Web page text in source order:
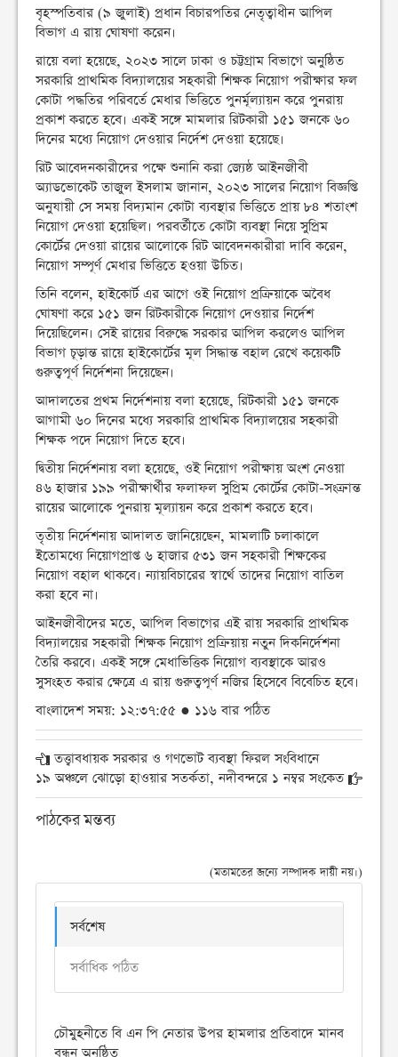
বৃহস্পতিবার (৯ জুলাই) প্রধান বিচারপতির নেতৃত্বাধীন আপিল
বিভাগ এ রায় ঘোষণা করেন।
রায়ে বলা হয়েছে, ২০২৩ সালে ঢাকা ও চট্টগ্রাম বিভাগে অনুষ্ঠিত
সরকারি প্রাথমিক বিদ্যালয়ের সহকারী শিক্ষক নিয়োগ পরীক্ষার ফল
কোটা পদ্ধতির পরিবর্তে মেধার ভিত্তিতে পুনর্মূল্যায়ন করে পুনরায়
প্রকাশ করতে হবে। একই সঙ্গে মামলার রিটকারী ১৫১ জনকে ৬০
দিনের মধ্যে নিয়োগ দেওয়ার নির্দেশ দেওয়া হয়েছে।
রিট আবেদনকারীদের পক্ষে শুনানি করা জ্যেষ্ঠ আইনজীবী
অ্যাডভোকেট তাজুল ইসলাম জানান, ২০২৩ সালের নিয়োগ বিজ্ঞপ্তি
অনুযায়ী সে সময় বিদ্যমান কোটা ব্যবস্থার ভিত্তিতে প্রায় ৮৪ শতাংশ
নিয়োগ দেওয়া হয়েছিল। পরবর্তীতে কোটা ব্যবস্থা নিয়ে সুপ্রিম
কোর্টের দেওয়া রায়ের আলোকে রিট আবেদনকারীরা দাবি করেন,
নিয়োগ সম্পূর্ণ মেধার ভিত্তিতে হওয়া উচিত।
তিনি বলেন, হাইকোর্ট এর আগে ওই নিয়োগ প্রক্রিয়াকে অবৈধ
ঘোষণা করে ১৫১ জন রিটকারীকে নিয়োগ দেওয়ার নির্দেশ
দিয়েছিলেন। সেই রায়ের বিরুদ্ধে সরকার আপিল করলেও আপিল
বিভাগ চূড়ান্ত রায়ে হাইকোর্টের মূল সিদ্ধান্ত বহাল রেখে কয়েকটি
গুরুত্বপূর্ণ নির্দেশনা দিয়েছেন।
আদালতের প্রথম নির্দেশনায় বলা হয়েছে, রিটকারী ১৫১ জনকে
আগামী ৬০ দিনের মধ্যে সরকারি প্রাথমিক বিদ্যালয়ের সহকারী
শিক্ষক পদে নিয়োগ দিতে হবে।
দ্বিতীয় নির্দেশনায় বলা হয়েছে, ওই নিয়োগ পরীক্ষায় অংশ নেওয়া
৪৬ হাজার ১৯৯ পরীক্ষার্থীর ফলাফল সুপ্রিম কোর্টের কোটা-সংক্রান্ত
রায়ের আলোকে পুনরায় মূল্যায়ন করে প্রকাশ করতে হবে।
তৃতীয় নির্দেশনায় আদালত জানিয়েছেন, মামলাটি চলাকালে
ইতোমধ্যে নিয়োগপ্রাপ্ত ৬ হাজার ৫৩১ জন সহকারী শিক্ষকের
নিয়োগ বহাল থাকবে। ন্যায়বিচারের স্বার্থে তাদের নিয়োগ বাতিল
করা হবে না।
আইনজীবীদের মতে, আপিল বিভাগের এই রায় সরকারি প্রাথমিক
বিদ্যালয়ের সহকারী শিক্ষক নিয়োগ প্রক্রিয়ায় নতুন দিকনির্দেশনা
তৈরি করবে। একই সঙ্গে মেধাভিত্তিক নিয়োগ ব্যবস্থাকে আরও
সুসংহত করার ক্ষেত্রে এ রায় গুরুত্বপূর্ণ নজির হিসেবে বিবেচিত হবে।
বাংলাদেশ সময়: ১২:৩৭:৫৫ ● ১১৬ বার পঠিত
তত্ত্বাবধায়ক সরকার ও গণভোট ব্যবস্থা ফিরল সংবিধানে
১৯ অঞ্চলে ঝোড়ো হাওয়ার সতর্কতা, নদীবন্দরে ১ নম্বর সংকেত
পাঠকের মন্তব্য
(মতামতের জন্যে সম্পাদক দায়ী নয়।)
সর্বশেষ
সর্বাধিক পঠিত
চৌমুহনীতে বি এন পি নেতার উপর হামলার প্রতিবাদে মানব
বন্ধন অনুষ্ঠিত